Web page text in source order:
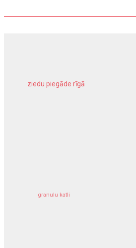
ziedu piegāde rīgā
granulu katli